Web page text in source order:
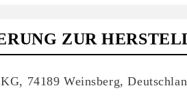
ZUR
74189 Weinsberg,